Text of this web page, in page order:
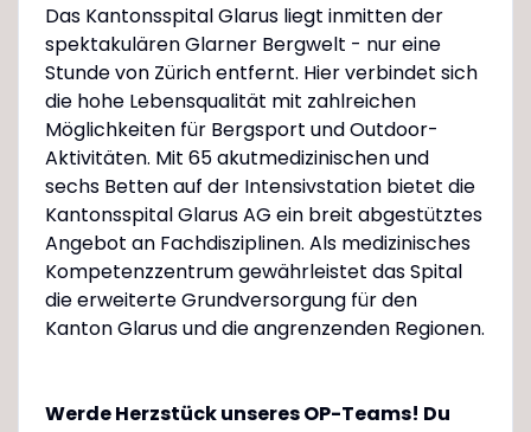
Das Kantonsspital Glarus liegt inmitten der
spektakulären Glarner Bergwelt - nur eine
Stunde von Zürich entfernt. Hier verbindet sich
die hohe Lebensqualität mit zahlreichen
Möglichkeiten für Bergsport und Outdoor-
Aktivitäten. Mit 65 akutmedizinischen und
sechs Betten auf der Intensivstation bietet die
Kantonsspital Glarus AG ein breit abgestütztes
Angebot an Fachdisziplinen. Als medizinisches
Kompetenzzentrum gewährleistet das Spital
die erweiterte Grundversorgung für den
Kanton Glarus und die angrenzenden Regionen.
Werde Herzstück unseres OP-Teams! Du